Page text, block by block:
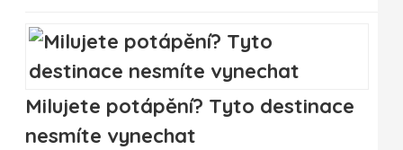
Milujete potápění? Tyto destinace
nesmíte vynechat